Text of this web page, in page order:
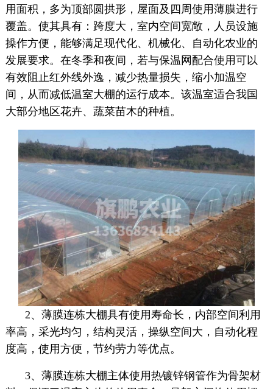
用面积，多为顶部圆拱形，屋面及四周使用薄膜进行
覆盖。使其具有：跨度大，室内空间宽敞，人员设施
操作方便，能够满足现代化、机械化、自动化农业的
发展要求。在冬季和夜间，若与保温网配合使用可以
有效阻止红外线外逸，减少热量损失，缩小加温空
间，从而减低温室大棚的运行成本。该温室适合我国
大部分地区花卉、蔬菜苗木的种植。
2、薄膜连栋大棚具有使用寿命长，内部空间利用
率高，采光均匀，结构灵活，操纵空间大，自动化程
度高，使用方便，节约劳力等优点。
3、薄膜连栋大棚主体使用热镀锌钢管作为骨架材